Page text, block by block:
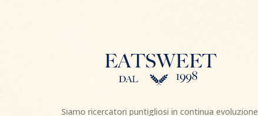
Siamo ricercatori puntigliosi in continua evoluzione